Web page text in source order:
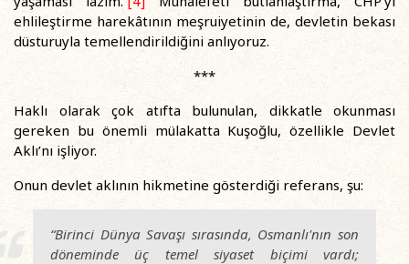
ehlileştirme harekâtının meşruiyetinin de, devletin bekası
düsturuyla temellendirildiğini anlıyoruz.
***
Haklı olarak çok atıfta bulunulan, dikkatle okunması
gereken bu önemli mülakatta Kuşoğlu, özellikle Devlet
Aklı’nı işliyor.
Onun devlet aklının hikmetine gösterdiği referans, şu:
“Birinci Dünya Savaşı sırasında, Osmanlı'nın son
döneminde üç temel siyaset biçimi vardı;